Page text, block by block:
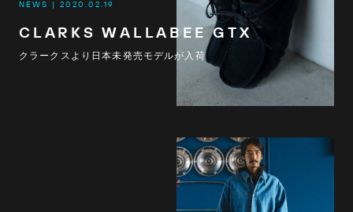
NEWS 2020.02.19
CLARKS WALLABEE GTX
クラークスより日本未発売モデルが入荷